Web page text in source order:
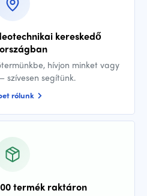
kereskedő
hívjon minket vagy
szívesen segítünk.
rólunk
termék raktáron